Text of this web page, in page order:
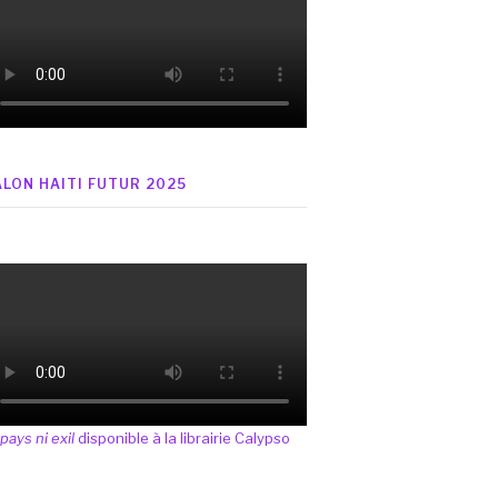
HAITI FUTUR 2025
ni exildisponible à la librairie Calypso